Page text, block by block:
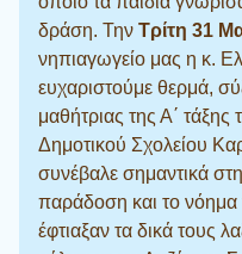
δράση. Την Τρίτη 31
νηπιαγωγείο μας η κ.
ευχαριστούμε θερμά,
μαθήτριας της Α΄
Δημοτικού Σχολείου
συνέβαλε σημαντικά
παράδοση και το νόημα
έφτιαξαν τα δικά τους